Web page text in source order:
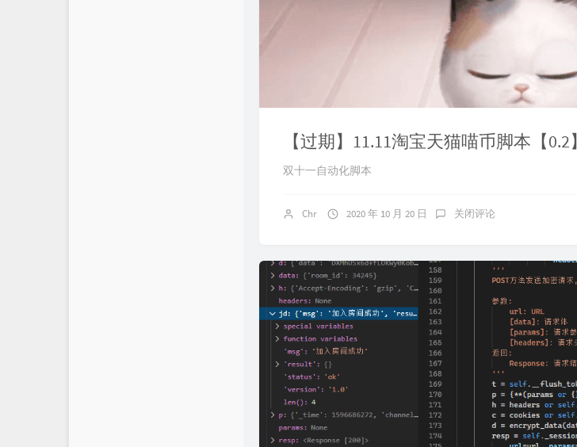
【过期】11.11淘宝天猫喵币脚本【0.2】
双十一自动化脚本
Chr 2020 年 10 月 20 日 关闭评论